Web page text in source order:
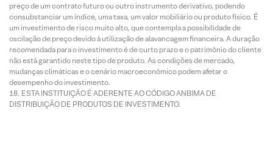
preço de um contrato futuro ou outro instrumento derivativo, podendo
consubstanciar um índice, uma taxa, um valor mobiliário ou produto físico. É
um investimento de risco muito alto, que contempla a possibilidade de
oscilação de preço devido à utilização de alavancagem financeira. A duração
recomendada para o investimento é de curto prazo e o patrimônio do cliente
não está garantido neste tipo de produto. As condições de mercado,
mudanças climáticas e o cenário macroeconômico podem afetar o
desempenho do investimento.
ESTA INSTITUIÇÃO É ADERENTE AO CÓDIGO ANBIMA DE
DISTRIBUIÇÃO DE PRODUTOS DE INVESTIMENTO.